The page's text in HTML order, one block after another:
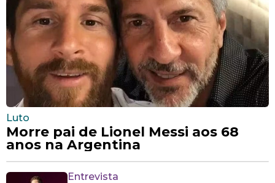
Luto
Morre pai de Lionel Messi aos 68
anos na Argentina
Entrevista